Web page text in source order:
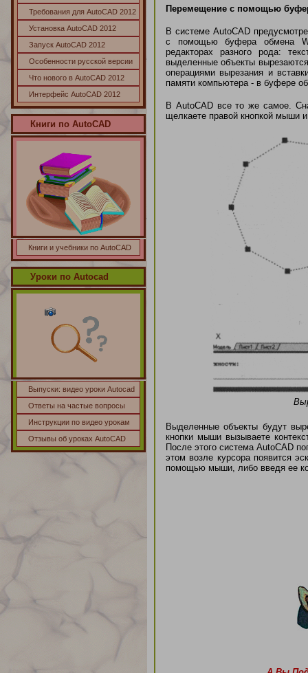
Требования для AutoCAD 2012
Установка AutoCAD 2012
Запуск AutoCAD 2012
Особенности русской версии
Что нового в AutoCAD 2012
Интерфейс AutoCAD 2012
Книги по AutoCAD
Книги и учебники по AutoCAD
Уроки по Autocad
Выпуски: видео уроки Autocad
Ответы на частые вопросы
Инструкции по видео урокам
Отзывы об уроках AutoCAD
Перемещение с помощью
В системе AutoCAD
с помощью буфера обмена
редакторах разного рода:
выделенные объекты
операциями вырезания и
памяти компьютера - в буфере
В AutoCAD все то же самое.
щелкаете правой кнопкой мыши
Выделенные объекты будут
кнопки мыши вызываете
После этого система AutoCAD
этом возле курсора появится
помощью мыши, либо введя ее